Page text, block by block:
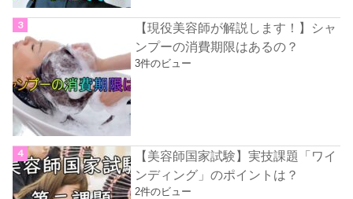
【現役美容師が解説します！】シャ
ンプーの消費期限はあるの？
3件のビュー
【美容師国家試験】実技課題「ワイ
ンディング」のポイントは？
2件のビュー